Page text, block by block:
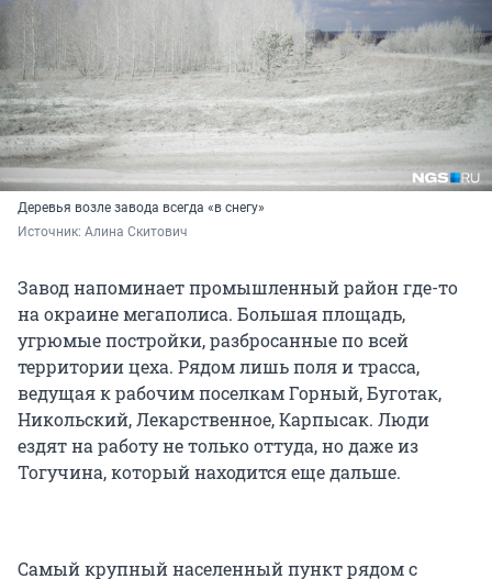
Деревья возле завода всегда «в снегу»
Источник: Алина Скитович
Завод напоминает промышленный район где-то
на окраине мегаполиса. Большая площадь,
угрюмые постройки, разбросанные по всей
территории цеха. Рядом лишь поля и трасса,
ведущая к рабочим поселкам Горный, Буготак,
Никольский, Лекарственное, Карпысак. Люди
ездят на работу не только оттуда, но даже из
Тогучина, который находится еще дальше.
Самый крупный населенный пункт рядом с